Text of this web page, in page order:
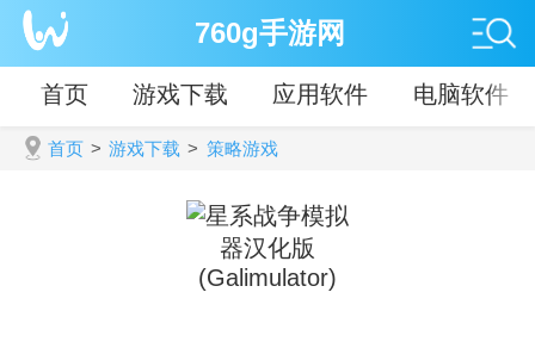
760g手游网
首页 游戏下载 应用软件 电脑软件
首页 > 游戏下载 > 策略游戏